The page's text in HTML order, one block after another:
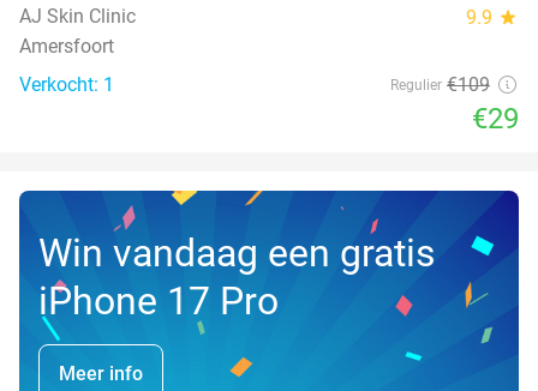
TODAY
AJ Skin Clinic 9.9 star
Amersfoort
Verkocht: 1
Regulier €109
€29
Win vandaag een gratis
iPhone 17 Pro
Meer info